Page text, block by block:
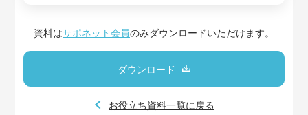
資料はサポネット会員のみダウンロードいただけます。
ダウンロード
お役立ち資料一覧に戻る